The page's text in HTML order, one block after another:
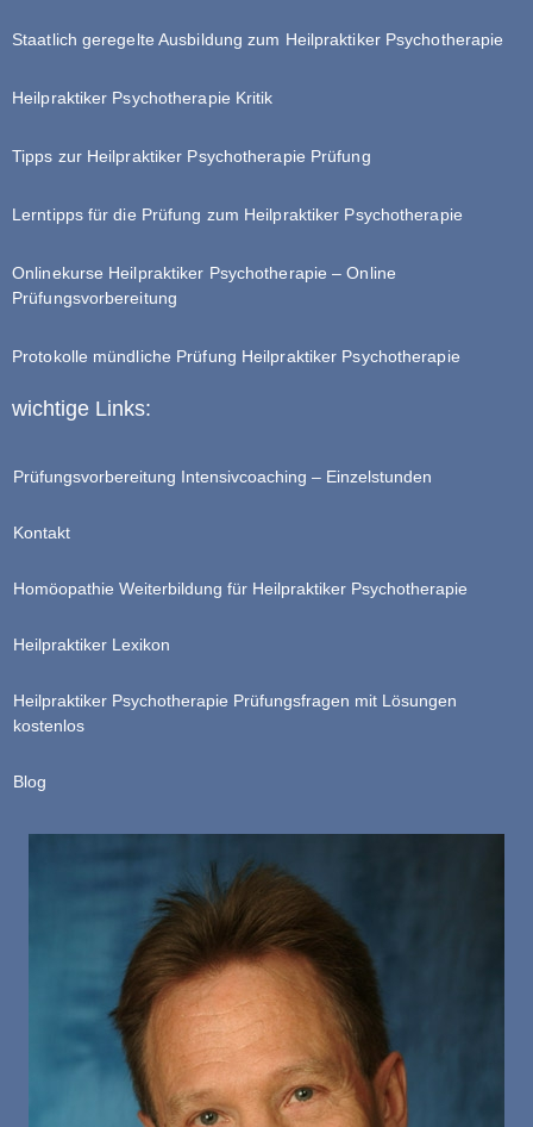
Staatlich geregelte Ausbildung zum Heilpraktiker Psychotherapie
Heilpraktiker Psychotherapie Kritik
Tipps zur Heilpraktiker Psychotherapie Prüfung
Lerntipps für die Prüfung zum Heilpraktiker Psychotherapie
Onlinekurse Heilpraktiker Psychotherapie – Online
Prüfungsvorbereitung
Protokolle mündliche Prüfung Heilpraktiker Psychotherapie
wichtige Links:
Prüfungsvorbereitung Intensivcoaching – Einzelstunden
Kontakt
Homöopathie Weiterbildung für Heilpraktiker Psychotherapie
Heilpraktiker Lexikon
Heilpraktiker Psychotherapie Prüfungsfragen mit Lösungen
kostenlos
Blog